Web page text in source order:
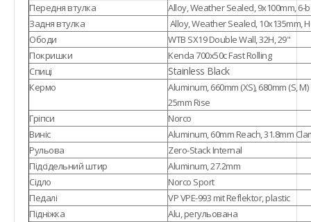
Передня втулка
Alloy, Weather Sealed, 9x100mm, 6-
Задня втулка
Alloy, Weather Sealed, 10x135mm,
Ободи
WTB SX19 Double Wall, 32H, 29"
Покришки
Kenda 700x50c Fast Rolling
Спиці
Stainless Black
Кермо
Aluminum, 660mm (XS), 680mm (S, M)
25mm Rise
Гріпси
Norco
Виніс
Aluminum, 60mm Reach, 31.8mm
Рульова
Zero-Stack Internal
Підсідельний штир
Aluminum, 27.2mm
Сідло
Norco Sport
Педалі
VP VPE-993 mit Reflektor, plastic
Підніжка
Alu, регульована